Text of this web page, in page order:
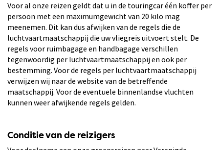
Voor al onze reizen geldt dat u in de touringcar één koffer per
persoon met een maximumgewicht van 20 kilo mag
meenemen. Dit kan dus afwijken van de regels die de
luchtvaartmaatschappij die uw vliegreis uitvoert stelt. De
regels voor ruimbagage en handbagage verschillen
tegenwoordig per luchtvaartmaatschappij en ook per
bestemming. Voor de regels per luchtvaartmaatschappij
verwijzen wij naar de website van de betreffende
maatschappij. Voor de eventuele binnenlandse vluchten
kunnen weer afwijkende regels gelden.
Conditie van de reizigers